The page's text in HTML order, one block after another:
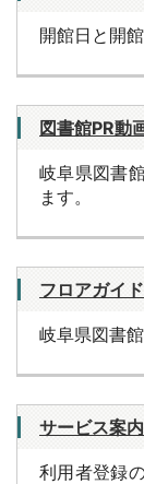
開館日と開
図書館PR動
岐阜県図書
ます。
フロアガイド
岐阜県図書
サービス案内
利用者登録